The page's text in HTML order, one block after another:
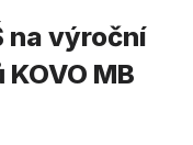
na výroční
MB